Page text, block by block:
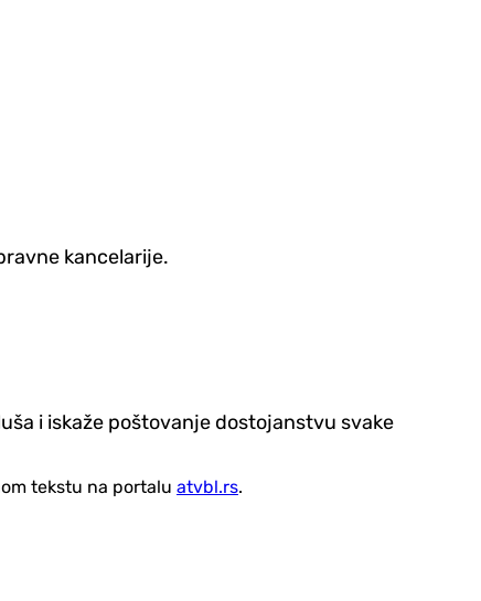
kancelarije.
i iskaže poštovanje dostojanstvu svake
tekstu na portalu atvbl.rs.